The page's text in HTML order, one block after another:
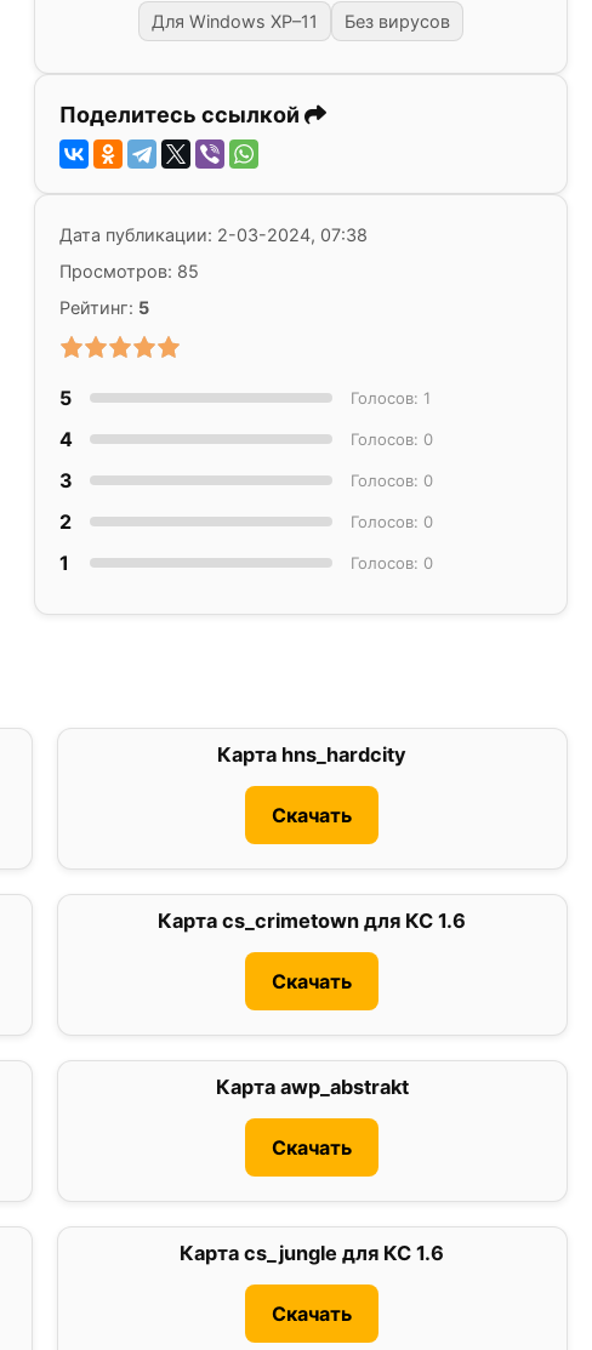
Для Windows XP–11 Без вирусов
Поделитесь ссылкой
Дата публикации: 2-03-2024, 07:38
Просмотров: 85
Рейтинг: 5
5 Голосов: 1
4 Голосов: 0
3 Голосов: 0
2 Голосов: 0
1 Голосов: 0
Карта hns_hardcity
Скачать
Карта cs_crimetown для КС 1.6
Скачать
Карта awp_abstrakt
Скачать
Карта cs_jungle для КС 1.6
Скачать